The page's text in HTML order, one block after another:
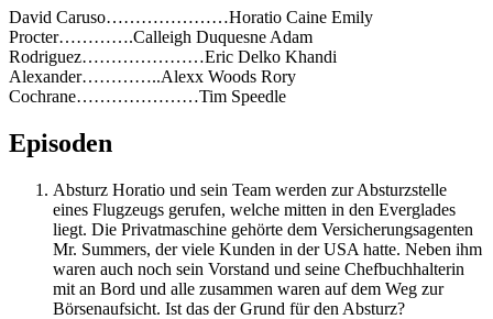
David Caruso…………………Horatio Caine Emily
Procter………….Calleigh Duquesne Adam
Rodriguez…………………Eric Delko Khandi
Alexander…………..Alexx Woods Rory
Cochrane…………………Tim Speedle
Episoden
Absturz Horatio und sein Team werden zur Absturzstelle
eines Flugzeugs gerufen, welche mitten in den Everglades
liegt. Die Privatmaschine gehörte dem Versicherungsagenten
Mr. Summers, der viele Kunden in der USA hatte. Neben ihm
waren auch noch sein Vorstand und seine Chefbuchhalterin
mit an Bord und alle zusammen waren auf dem Weg zur
Börsenaufsicht. Ist das der Grund für den Absturz?